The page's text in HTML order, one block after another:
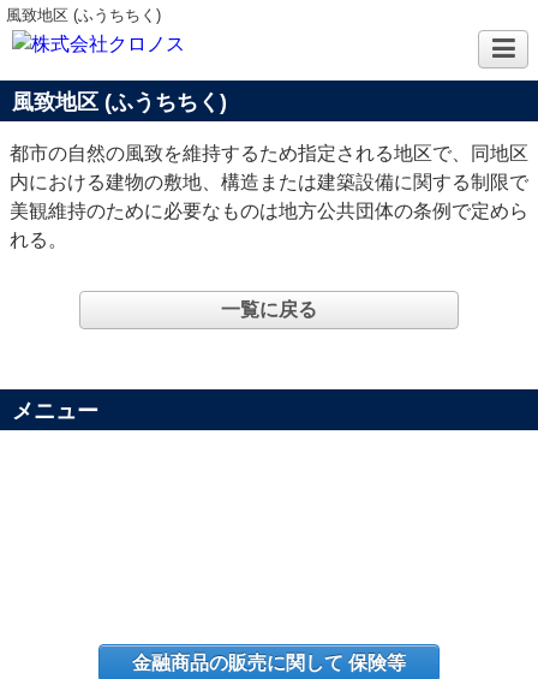
風致地区 (ふうちちく)
風致地区 (ふうちちく)
都市の自然の風致を維持するため指定される地区で、同地区
内における建物の敷地、構造または建築設備に関する制限で
美観維持のために必要なものは地方公共団体の条例で定めら
れる。
一覧に戻る
メニュー
金融商品の販売に関して 保険等